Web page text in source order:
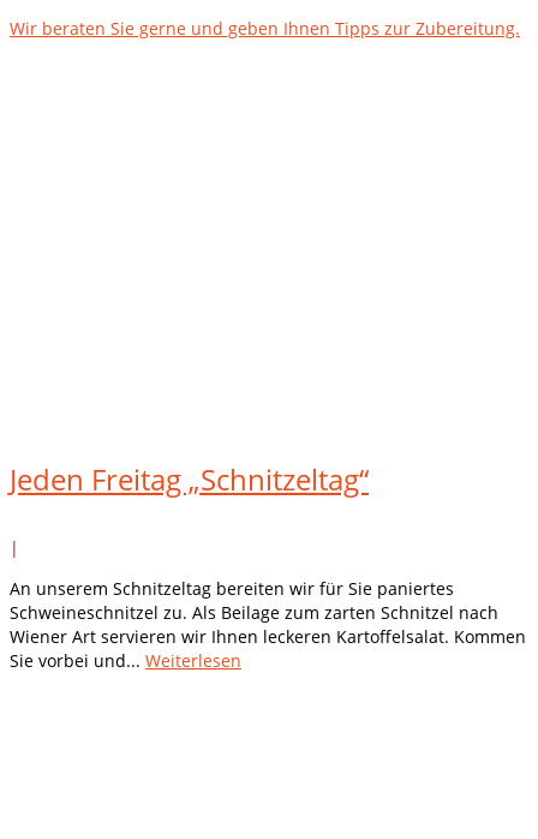
Wir beraten Sie gerne und geben Ihnen Tipps zur Zubereitung.
Jeden Freitag „Schnitzeltag“
|
An unserem Schnitzeltag bereiten wir für Sie paniertes
Schweineschnitzel zu. Als Beilage zum zarten Schnitzel nach
Wiener Art servieren wir Ihnen leckeren Kartoffelsalat. Kommen
Sie vorbei und... Weiterlesen